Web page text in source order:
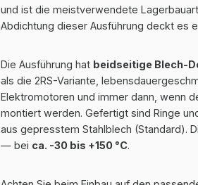
und ist die meistverwendete
Abdichtung dieser Ausführung deckt es
Die Ausführung hat beidseitige Blech-
als die 2RS-Variante,
Elektromotoren und immer dann, wenn
montiert werden. Gefertigt sind Ringe
aus gepresstem Stahlblech (Standard).
— bei ca. -30 bis +150 °C.